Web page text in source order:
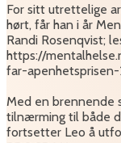
For sitt utrettelige
hørt, får han i år
Randi Rosenqvist;
https://
far-
Med en brennende
tilnærming til både
fortsetter Leo å